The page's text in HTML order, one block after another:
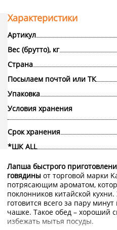
Характеристики
Артикул
Вес (брутто), кг
Страна
Посылаем почтой или ТК
Упаковка
Условия хранения
Срок хранения
*ШК ALL
Лапша быстрого
говядины от торговой марки
потрясающим ароматом,
поклонников китайской
готовится всего за пару
чашке. Такое обед – хороший
избежать мытья посуды.